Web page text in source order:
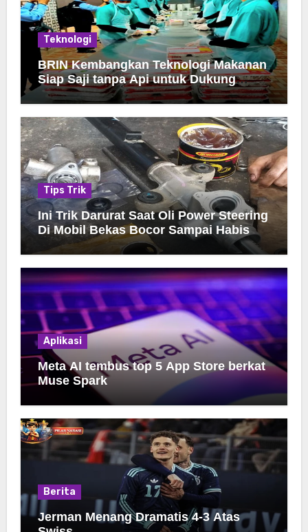
Teknologi
BRIN Kembangkan Teknologi Makanan
Siap Saji tanpa Api untuk Dukung
Jamah Haji
Tips Trik
Ini Trik Darurat Saat Oli Power Steering
Di Mobil Bekas Bocor Sampai Habis
Aplikasi
Meta AI tembus top 5 App Store berkat
Muse Spark
Berita
Jerman Menang Dramatis 4-3 Atas